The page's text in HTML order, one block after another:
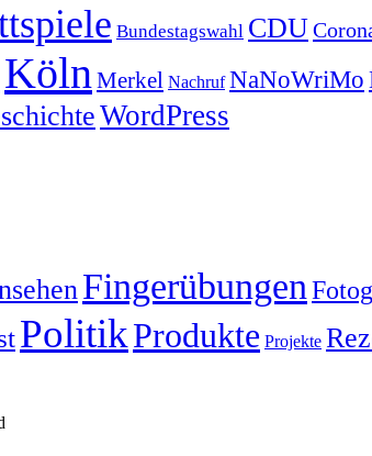
Bundestagswahl CDU
Köln Merkel Nachruf NaNoWriMo
WordPress
Fingerübungen
PolitikProdukte Projekte